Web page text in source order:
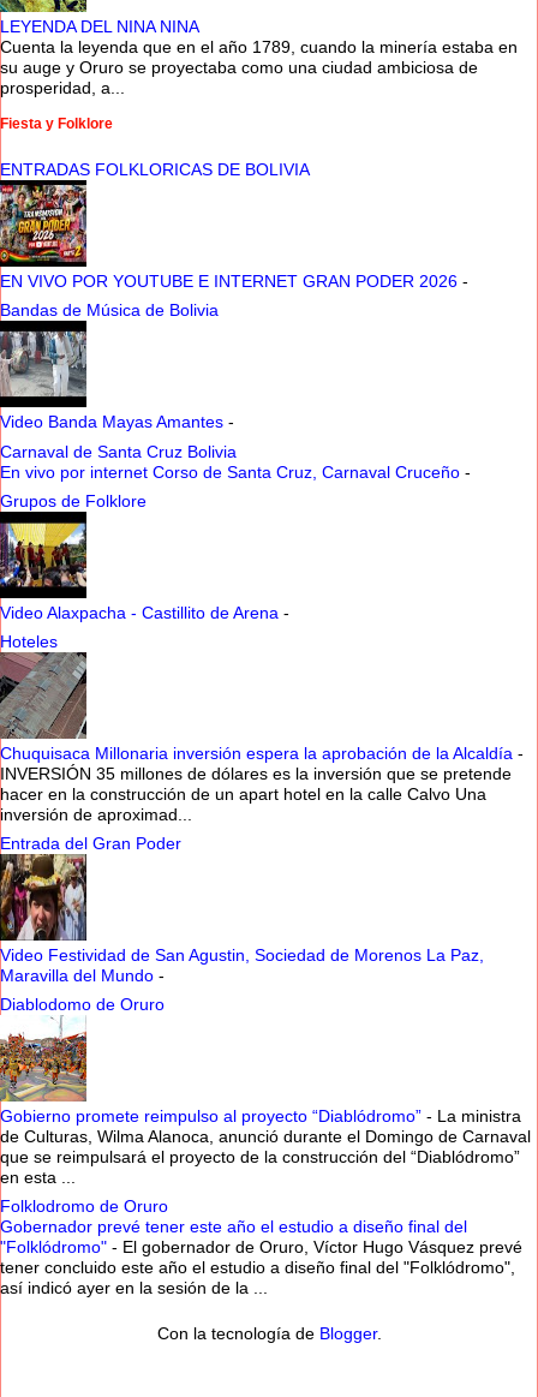
LEYENDA DEL NINA NINA
Cuenta la leyenda que en el año 1789, cuando la minería estaba en
su auge y Oruro se proyectaba como una ciudad ambiciosa de
prosperidad, a...
Fiesta y Folklore
ENTRADAS FOLKLORICAS DE BOLIVIA
EN VIVO POR YOUTUBE E INTERNET GRAN PODER 2026 -
Bandas de Música de Bolivia
Video Banda Mayas Amantes -
Carnaval de Santa Cruz Bolivia
En vivo por internet Corso de Santa Cruz, Carnaval Cruceño -
Grupos de Folklore
Video Alaxpacha - Castillito de Arena -
Hoteles
Chuquisaca Millonaria inversión espera la aprobación de la Alcaldía -
INVERSIÓN 35 millones de dólares es la inversión que se pretende
hacer en la construcción de un apart hotel en la calle Calvo Una
inversión de aproximad...
Entrada del Gran Poder
Video Festividad de San Agustin, Sociedad de Morenos La Paz,
Maravilla del Mundo -
Diablodomo de Oruro
Gobierno promete reimpulso al proyecto “Diablódromo” - La ministra
de Culturas, Wilma Alanoca, anunció durante el Domingo de Carnaval
que se reimpulsará el proyecto de la construcción del “Diablódromo”
en esta ...
Folklodromo de Oruro
Gobernador prevé tener este año el estudio a diseño final del
"Folklódromo" - El gobernador de Oruro, Víctor Hugo Vásquez prevé
tener concluido este año el estudio a diseño final del "Folklódromo",
así indicó ayer en la sesión de la ...
Con la tecnología de Blogger.